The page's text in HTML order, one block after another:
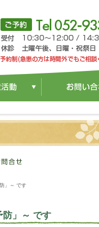
」～ です
防」～ です